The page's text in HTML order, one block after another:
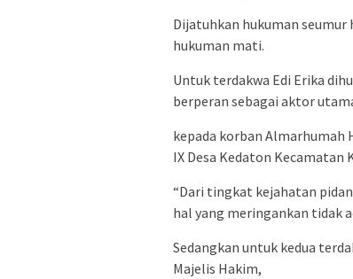
Dijatuhkan hukuman
hukuman mati.
Untuk terdakwa Edi Erika
berperan sebagai aktor
kepada korban Almarhumah
IX Desa Kedaton Kecamatan
“Dari tingkat kejahatan
hal yang meringankan tidak
Sedangkan untuk kedua
Majelis Hakim,